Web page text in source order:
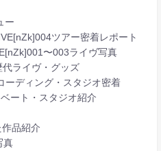
ー
ツアー密着レポート
〜003ライヴ写真
ライヴ・グッズ
ディング・スタジオ密着
ート・スタジオ紹介
品紹介
真